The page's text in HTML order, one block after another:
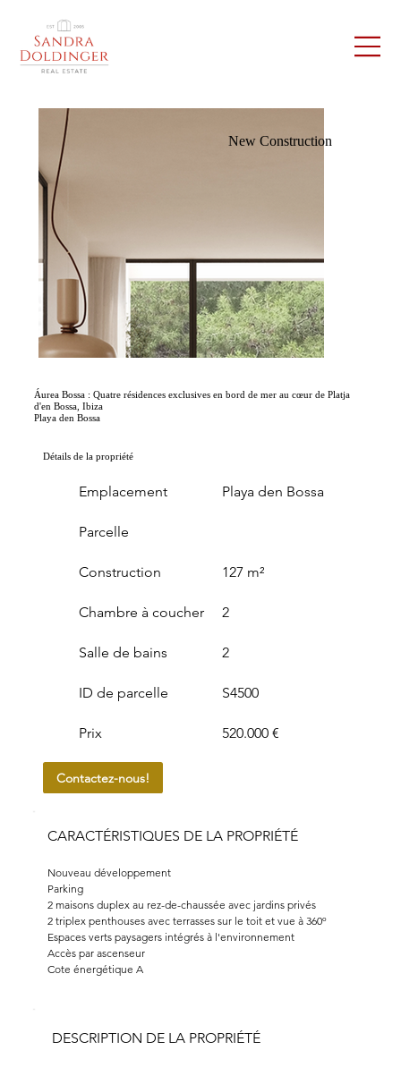
New Construction
Áurea Bossa : Quatre résidences exclusives en bord de mer au cœur de Platja
d'en Bossa, Ibiza
Playa den Bossa
Détails de la propriété
Emplacement
Parcelle
Construction
Playa den Bossa
127 m²
Chambre à coucher
Salle de bains
2
2
ID de parcelle
Prix
S4500
520.000 €
Contactez-nous!
CARACTÉRISTIQUES DE LA PROPRIÉTÉ
Nouveau développement
Parking
2 maisons duplex au rez-de-chaussée avec jardins privés
2 triplex penthouses avec terrasses sur le toit et vue à 360º
Espaces verts paysagers intégrés à l'environnement
Accès par ascenseur
Cote énergétique A
DESCRIPTION DE LA PROPRIÉTÉ